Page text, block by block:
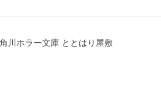
角川ホラー文庫 ととはり屋敷